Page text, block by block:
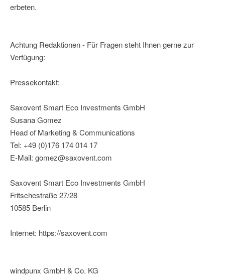
erbeten.
Achtung Redaktionen - Für Fragen steht Ihnen gerne zur
Verfügung:
Pressekontakt:
Saxovent Smart Eco Investments GmbH
Susana Gomez
Head of Marketing & Communications
Tel: +49 (0)176 174 014 17
E-Mail: gomez@saxovent.com
Saxovent Smart Eco Investments GmbH
Fritschestraße 27/28
10585 Berlin
Internet: https://saxovent.com
windpunx GmbH & Co. KG